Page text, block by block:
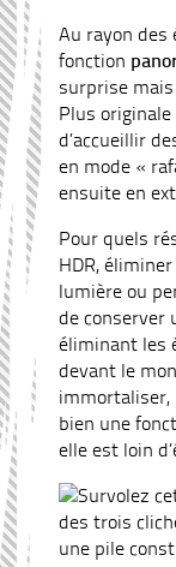
Au rayon des
fonction
surprise mais
Plus
d’accueillir
en mode «
ensuite en
Pour quels
HDR,
lumière ou
de conserver
éliminant les
devant le
immortaliser,
bien une
elle est loin